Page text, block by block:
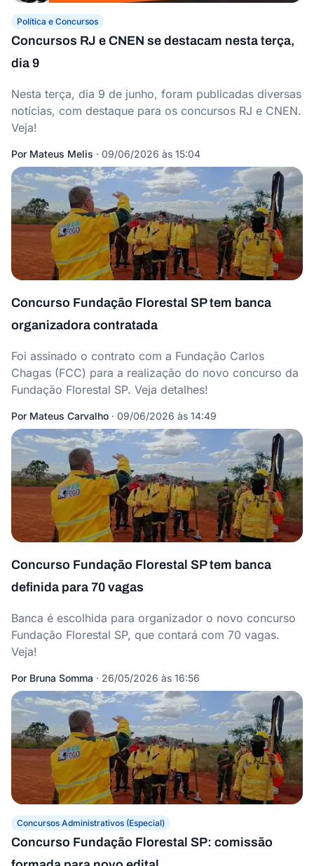
Política e Concursos
Concursos RJ e CNEN se destacam nesta terça,
dia 9
Nesta terça, dia 9 de junho, foram publicadas diversas
notícias, com destaque para os concursos RJ e CNEN.
Veja!
Por Mateus Melis · 09/06/2026 às 15:04
Concurso Fundação Florestal SP tem banca
organizadora contratada
Foi assinado o contrato com a Fundação Carlos
Chagas (FCC) para a realização do novo concurso da
Fundação Florestal SP. Veja detalhes!
Por Mateus Carvalho · 09/06/2026 às 14:49
Concurso Fundação Florestal SP tem banca
definida para 70 vagas
Banca é escolhida para organizador o novo concurso
Fundação Florestal SP, que contará com 70 vagas.
Veja!
Por Bruna Somma · 26/05/2026 às 16:56
Concursos Administrativos (Especial)
Concurso Fundação Florestal SP: comissão